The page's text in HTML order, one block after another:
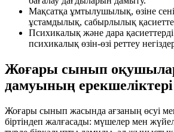
Мақсатқа ұмтылушылық, өзіне
ұстамдылық, сабырлылық
Психикалық және дара
психикалық өзін-өзі реттеу
Жоғары сынып
дамуының ерекшеліктері
Жоғары сынып жасында ағзаның өсуі
біртіндеп жалғасады: мүшелер мен